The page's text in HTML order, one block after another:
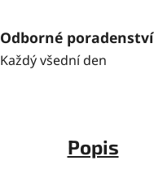
Odborné poradenství
Každý všední den
Popis